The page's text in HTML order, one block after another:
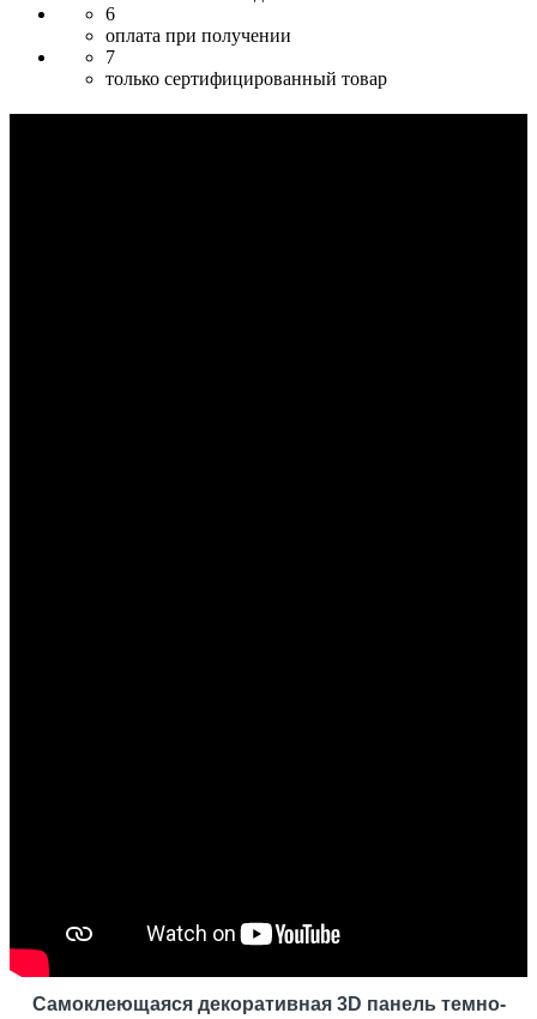
6
оплата при получении
7
только сертифицированный товар
Самоклеющаяся декоративная 3D панель темно-